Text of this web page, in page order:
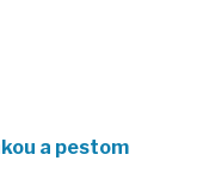
a pestom